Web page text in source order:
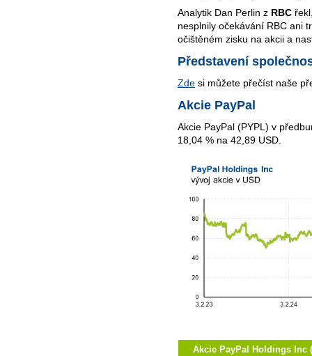
Analytik Dan Perlin z RBC
nesplnily očekávání RBC ani
očištěném zisku na akcii a
Představení
Zde si můžete přečíst naše
Akcie PayPal
Akcie PayPal (PYPL) v
18,04 % na 42,89 USD.
Akcie PayPal Holdings Inc